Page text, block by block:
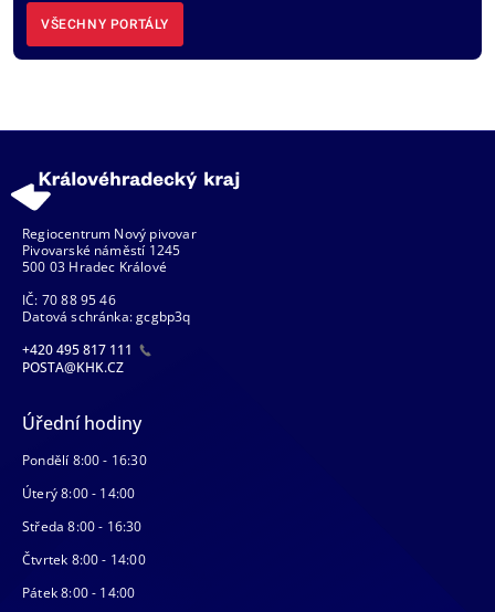
VŠECHNY PORTÁLY
Regiocentrum Nový pivovar
Pivovarské náměstí 1245
500 03 Hradec Králové
IČ: 70 88 95 46
Datová schránka: gcgbp3q
+420 495 817 111
POSTA@KHK.CZ
Úřední hodiny
Pondělí 8:00 - 16:30
Úterý 8:00 - 14:00
Středa 8:00 - 16:30
Čtvrtek 8:00 - 14:00
Pátek 8:00 - 14:00